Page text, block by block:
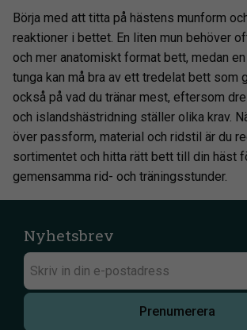
Börja med att titta på hästens munform
reaktioner i bettet. En liten mun behöver
och mer anatomiskt format bett, medan
tunga kan må bra av ett tredelat bett som
också på vad du tränar mest, eftersom
och islandshästridning ställer olika krav.
över passform, material och ridstil är du
sortimentet och hitta rätt bett till din häst
gemensamma rid- och träningsstunder.
Nyhetsbrev
Prenumerera